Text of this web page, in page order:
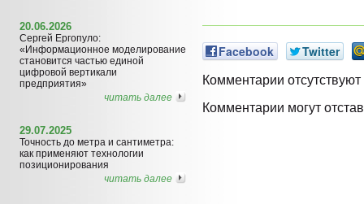
20.06.2026
Сергей Ергопуло:
«Информационное моделирование
становится частью единой
цифровой вертикали
предприятия»
читать далее
29.07.2025
Точность до метра и сантиметра:
как применяют технологии
позиционирования
читать далее
Facebook Twitter
Комментарии отсутствуют
Комментарии могут